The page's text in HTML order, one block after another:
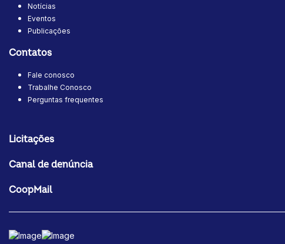
Notícias
Eventos
Publicações
Contatos
Fale conosco
Trabalhe Conosco
Perguntas frequentes
Licitações
Canal de denúncia
CoopMail